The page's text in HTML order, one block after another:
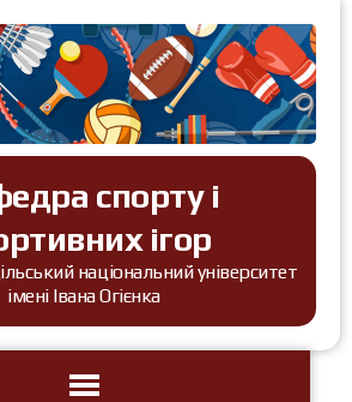
спорту і
ігор
національний університет
імені Івана Огієнка